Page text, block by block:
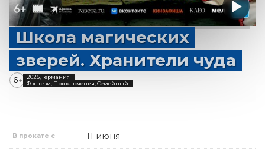
Школа магических
зверей. Хранители чуда
6+
2025, Германия
Фэнтези, Приключения, Семейный
В прокате с 11 июня